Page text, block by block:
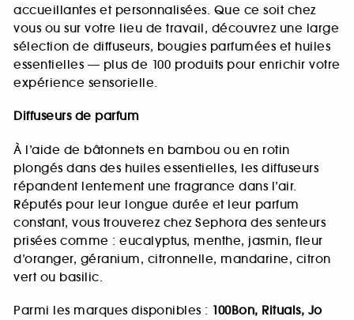
accueillantes et personnalisées. Que ce soit chez
vous ou sur votre lieu de travail, découvrez une large
sélection de diffuseurs, bougies parfumées et huiles
essentielles — plus de 100 produits pour enrichir votre
expérience sensorielle.
Diffuseurs de parfum
À l’aide de bâtonnets en bambou ou en rotin
plongés dans des huiles essentielles, les diffuseurs
répandent lentement une fragrance dans l’air.
Réputés pour leur longue durée et leur parfum
constant, vous trouverez chez Sephora des senteurs
prisées comme : eucalyptus, menthe, jasmin, fleur
d’oranger, géranium, citronnelle, mandarine, citron
vert ou basilic.
Parmi les marques disponibles : 100Bon, Rituals, Jo